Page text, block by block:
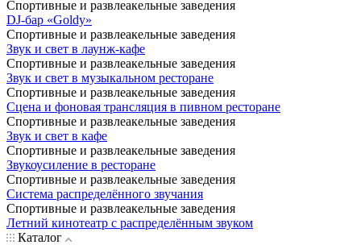
Спортивные и развлеакельные заведения
DJ-бар «Goldy»
Спортивные и развлеакельные заведения
Звук и свет в лаунж-кафе
Спортивные и развлеакельные заведения
Звук и свет в музыкальном ресторане
Спортивные и развлеакельные заведения
Сцена и фоновая трансляция в пивном ресторане
Спортивные и развлеакельные заведения
Звук и свет в кафе
Спортивные и развлеакельные заведения
Звукоусиление в ресторане
Спортивные и развлеакельные заведения
Система распределённого звучания
Спортивные и развлеакельные заведения
Летний кинотеатр с распределённым звуком
Каталог